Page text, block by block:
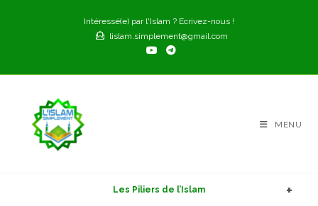
Intéressé(e) par l'Islam ? Ecrivez-nous !
lislam.simplement@gmail.com
MENU
Les Piliers de l’Islam